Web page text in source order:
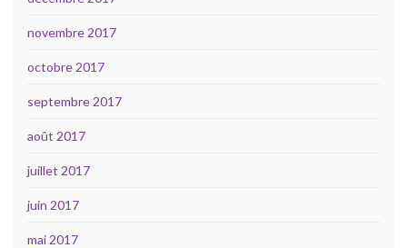
novembre 2017
octobre 2017
septembre 2017
août 2017
juillet 2017
juin 2017
mai 2017